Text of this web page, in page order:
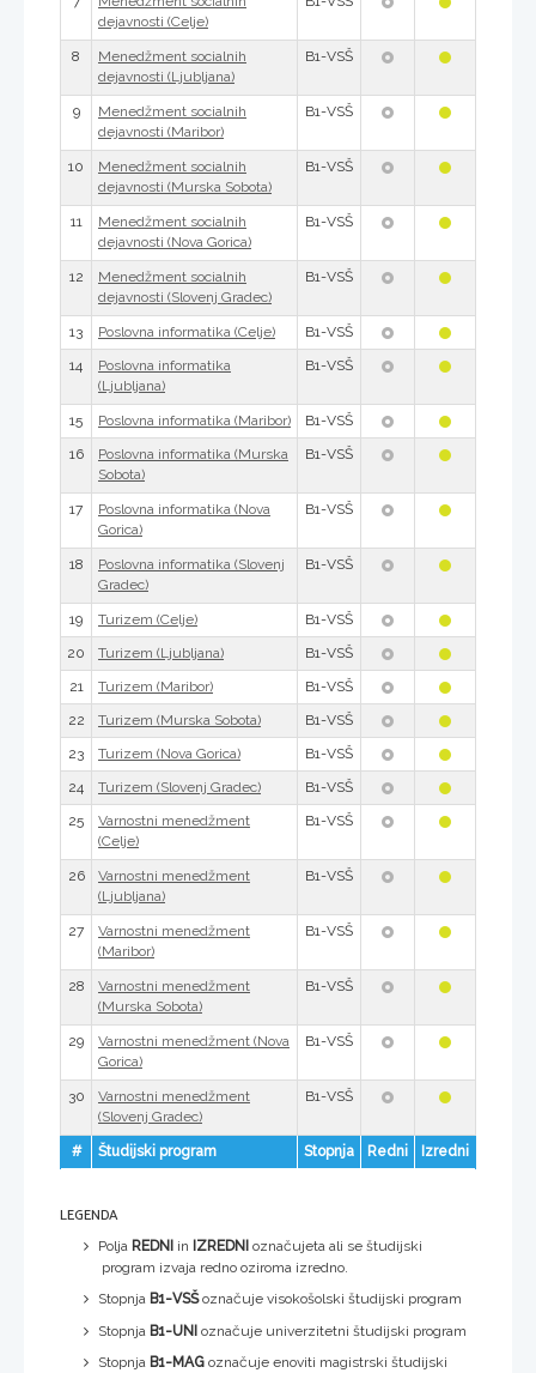
dejavnosti (Celje)
8
Menedžment socialnih
dejavnosti (Ljubljana)
B1-VSŠ
9
Menedžment socialnih
dejavnosti (Maribor)
B1-VSŠ
10
Menedžment socialnih
dejavnosti (Murska Sobota)
B1-VSŠ
11
Menedžment socialnih
dejavnosti (Nova Gorica)
B1-VSŠ
12
Menedžment socialnih
dejavnosti (Slovenj Gradec)
B1-VSŠ
13 Poslovna informatika (Celje)
B1-VSŠ
14
Poslovna informatika
(Ljubljana)
B1-VSŠ
15 Poslovna informatika (Maribor)
B1-VSŠ
16
Poslovna informatika (Murska
Sobota)
B1-VSŠ
17
Poslovna informatika (Nova
Gorica)
B1-VSŠ
18
Poslovna informatika (Slovenj
Gradec)
B1-VSŠ
19 Turizem (Celje)
B1-VSŠ
20
Turizem (Ljubljana)
B1-VSŠ
21
Turizem (Maribor)
B1-VSŠ
22
Turizem (Murska Sobota)
B1-VSŠ
23
Turizem (Nova Gorica)
B1-VSŠ
24
Turizem (Slovenj Gradec)
B1-VSŠ
25
Varnostni menedžment
(Celje)
B1-VSŠ
26
Varnostni menedžment
(Ljubljana)
B1-VSŠ
27
Varnostni menedžment
(Maribor)
B1-VSŠ
28
Varnostni menedžment
(Murska Sobota)
B1-VSŠ
29
Varnostni menedžment (Nova
Gorica)
B1-VSŠ
30
Varnostni menedžment
(Slovenj Gradec)
B1-VSŠ
# Študijski program Stopnja Redni Izredni
LEGENDA
Polja REDNI in IZREDNI označujeta ali se študijski
program izvaja redno oziroma izredno.
Stopnja B1-VSŠoznačuje visokošolski študijski program
Stopnja B1-UNI označuje univerzitetni študijski program
Stopnja B1-MAG označuje enoviti magistrski študijski